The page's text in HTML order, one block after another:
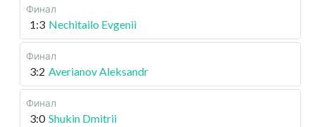
Финал
1:3 Nechitailo Evgenii
Финал
3:2 Averianov Aleksandr
Финал
3:0 Shukin Dmitrii